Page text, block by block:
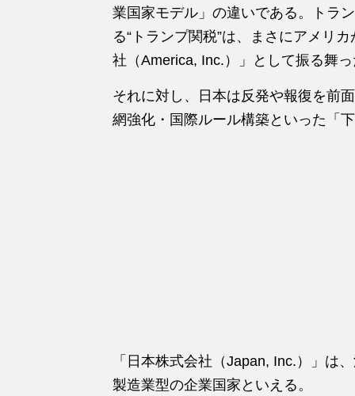
業国家モデル」の違いである。トラ
る“トランプ関税”は、まさにアメリ
社（America, Inc.）」として振る舞
それに対し、日本は反発や報復を前
網強化・国際ルール構築といった「
「日本株式会社（Japan, Inc.）」は
製造業型の企業国家といえる。